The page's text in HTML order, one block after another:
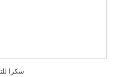
شكرا